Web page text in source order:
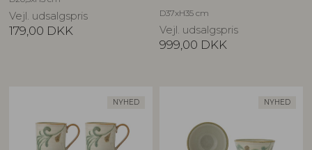
Vejl. udsalgspris
179,00 DKK
D37xH35 cm
Vejl. udsalgspris
999,00 DKK
NYHED NYHED